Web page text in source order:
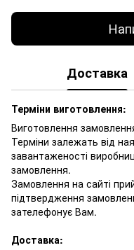
Доставка
Терміни виготовлення:
Виготовлення
Терміни залежать від
завантаженості
замовлення.
Замовлення на сайті
підтвердження
зателефонує Вам.
Доставка: